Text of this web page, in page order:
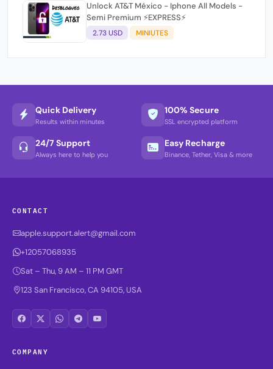
Unlock AT&T México - Iphone All Models -
Semi Premium ⚡EXPRESS⚡
2.73 USD MINIUTES
Quick Delivery
Results within minutes
100% Secure
SSL encrypted platform
24/7 Support
Always here to help you
Easy Recharge
Binance, Tether, Visa & more
CONTACT
apple.support.alert@gmail.com
+12057068935
Sat – Thu, 9 AM – 11 PM GMT
123 San Francisco, CA 94105, USA
COMPANY